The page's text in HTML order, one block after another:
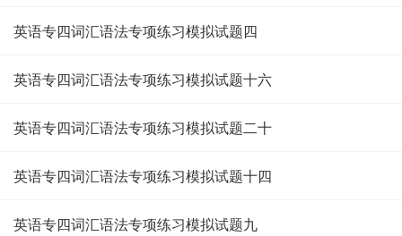
英语专四词汇语法专项练习模拟试题四
英语专四词汇语法专项练习模拟试题十六
英语专四词汇语法专项练习模拟试题二十
英语专四词汇语法专项练习模拟试题十四
英语专四词汇语法专项练习模拟试题九